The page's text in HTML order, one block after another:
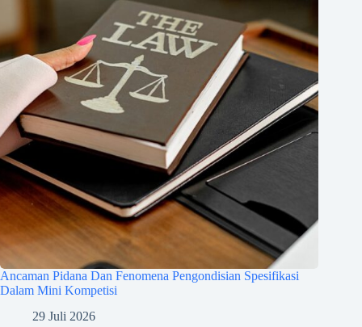
Ancaman Pidana Dan Fenomena Pengondisian Spesifikasi
Dalam Mini Kompetisi
29 Juli 2026